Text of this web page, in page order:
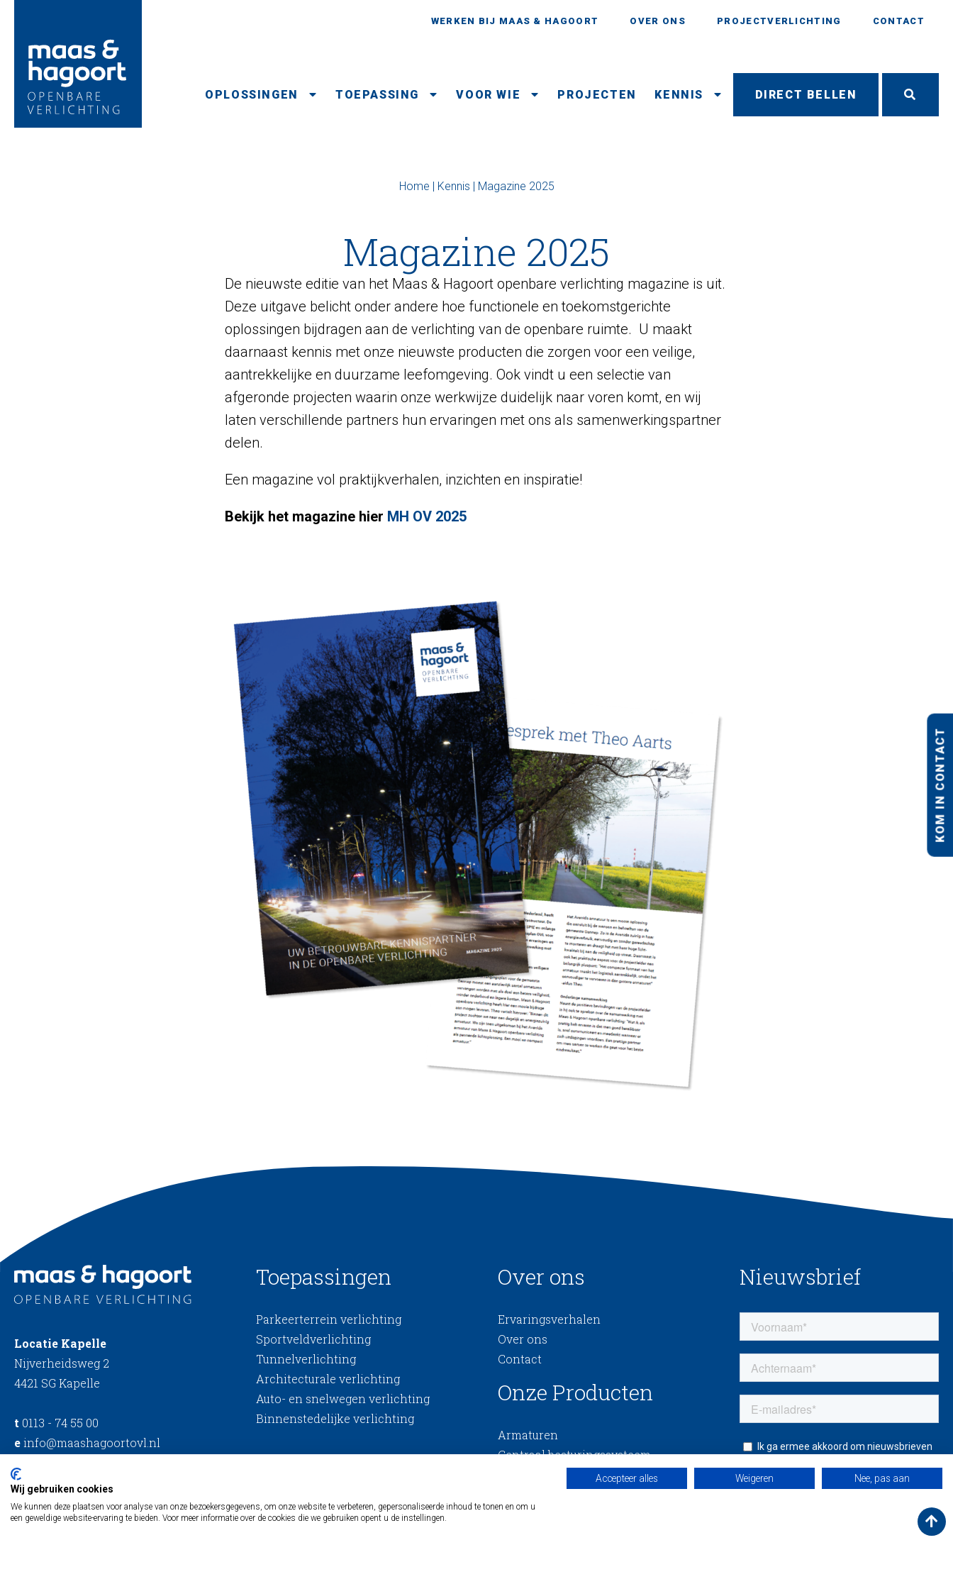
KOM IN CONTACT
WERKEN BIJ MAAS & HAGOORT OVER ONS PROJECTVERLICHTING CONTACT
OPLOSSINGEN TOEPASSING VOOR WIE PROJECTEN KENNIS DIRECT BELLEN
Home Kennis Magazine 2025
Magazine 2025
De nieuwste editie van het Maas & Hagoort openbare verlichting magazine is uit.
Deze uitgave belicht onder andere hoe functionele en toekomstgerichte
oplossingen bijdragen aan de verlichting van de openbare ruimte. U maakt
daarnaast kennis met onze nieuwste producten die zorgen voor een veilige,
aantrekkelijke en duurzame leefomgeving. Ook vindt u een selectie van
afgeronde projecten waarin onze werkwijze duidelijk naar voren komt, en wij
laten verschillende partners hun ervaringen met ons als samenwerkingspartner
delen.
Een magazine vol praktijkverhalen, inzichten en inspiratie!
Bekijk het magazine hier MH OV 2025
Locatie Kapelle
Nijverheidsweg 2
4421 SG Kapelle
t 0113 - 74 55 00
einfo@maashagoortovl.nl
BTW: NL866121833B01
KvK: 92627927
Toepassingen
Parkeerterrein verlichting
Sportveldverlichting
Tunnelverlichting
Architecturale verlichting
Auto- en snelwegen verlichting
Binnenstedelijke verlichting
Over ons
Ervaringsverhalen
Over ons
Contact
Onze Producten
Armaturen
Centraal besturingssysteem
Controllers & sensoren
Nieuwsbrief
Wij gebruiken cookies
We kunnen deze plaatsen voor analyse van onze bezoekersgegevens, om onze website te verbeteren, gepersonaliseerde inhoud te tonen en om u
een geweldige website-ervaring te bieden. Voor meer informatie over de cookies die we gebruiken opent u de instellingen.
Accepteer alles Weigeren Nee, pas aan